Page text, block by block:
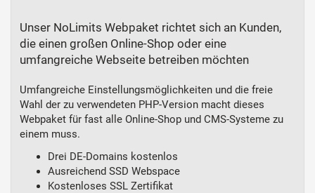
Unser NoLimits Webpaket richtet sich an Kunden,
die einen großen Online-Shop oder eine
umfangreiche Webseite betreiben möchten
Umfangreiche Einstellungsmöglichkeiten und die freie
Wahl der zu verwendeten PHP-Version macht dieses
Webpaket für fast alle Online-Shop und CMS-Systeme zu
einem muss.
Drei DE-Domains kostenlos
Ausreichend SSD Webspace
Kostenloses SSL Zertifikat